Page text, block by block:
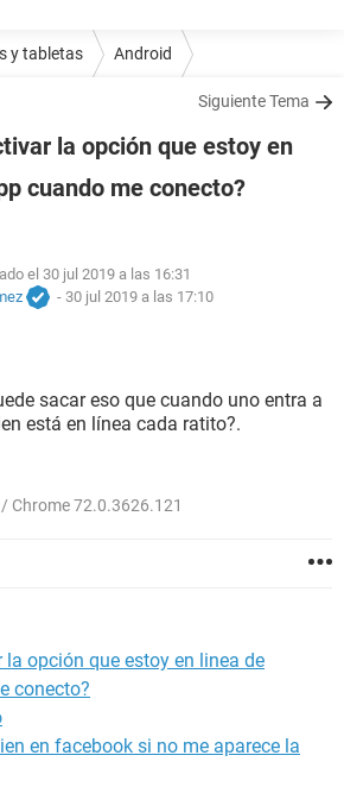
y tabletas Android
Siguiente Tema
la opción que estoy en
cuando me conecto?
el 30 jul 2019 a las 16:31
- 30 jul 2019 a las 17:10
sacar eso que cuando uno entra a
está en línea cada ratito?.
Chrome 72.0.3626.121
la opción que estoy en linea de
conecto?
en facebook si no me aparece la